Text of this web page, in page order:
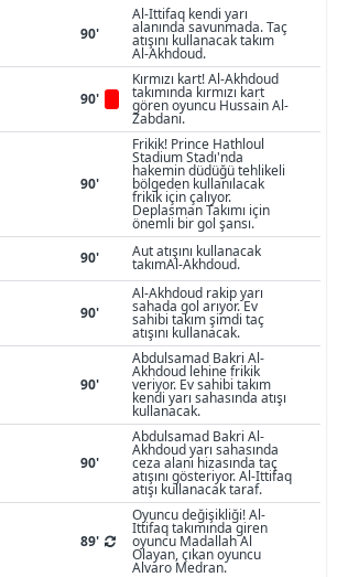
90'
Al-Ittifaq kendi yarı
alanında savunmada. Taç
atışını kullanacak takım
Al-Akhdoud.
90'
Kırmızı kart! Al-Akhdoud
takımında kırmızı kart
gören oyuncu Hussain Al-
Zabdani.
90'
Frikik! Prince Hathloul
Stadium Stadı'nda
hakemin düdüğü tehlikeli
bölgeden kullanılacak
frikik için çalıyor.
Deplasman Takımı için
önemli bir gol şansı.
90'
Aut atışını kullanacak
takımAl-Akhdoud.
90'
Al-Akhdoud rakip yarı
sahada gol arıyor. Ev
sahibi takım şimdi taç
atışını kullanacak.
90'
Abdulsamad Bakri Al-
Akhdoud lehine frikik
veriyor. Ev sahibi takım
kendi yarı sahasında atışı
kullanacak.
90'
Abdulsamad Bakri Al-
Akhdoud yarı sahasında
ceza alanı hizasında taç
atışını gösteriyor. Al-Ittifaq
atışı kullanacak taraf.
89'
Oyuncu değişikliği! Al-
Ittifaq takımında giren
oyuncu Madallah Al
Olayan, çıkan oyuncu
Alvaro Medran.